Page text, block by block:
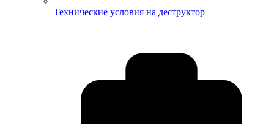
Технические условия на деструктор